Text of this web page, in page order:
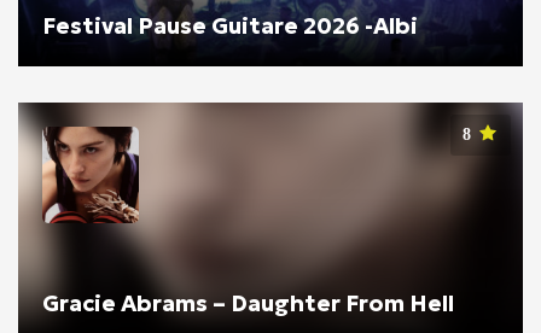
Festival Pause Guitare 2026 -Albi
8
Gracie Abrams – Daughter From Hell